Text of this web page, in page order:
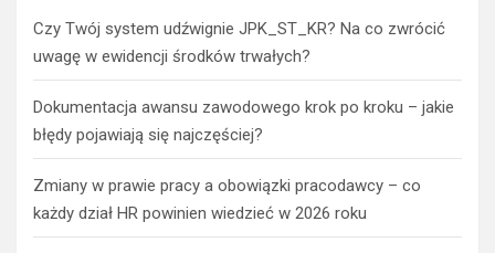
Czy Twój system udźwignie JPK_ST_KR? Na co zwrócić
uwagę w ewidencji środków trwałych?
Dokumentacja awansu zawodowego krok po kroku – jakie
błędy pojawiają się najczęściej?
Zmiany w prawie pracy a obowiązki pracodawcy – co
każdy dział HR powinien wiedzieć w 2026 roku